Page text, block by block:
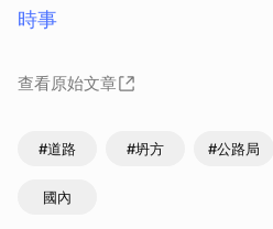
時事
查看原始文章
#道路 #坍方 #公路局
國內